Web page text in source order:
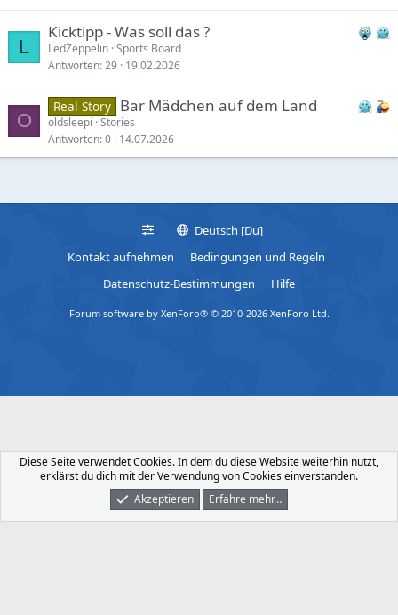
L
Kicktipp - Was soll das ?
LedZeppelin Sports Board
Antworten 29 19.02.2026
O
Real Story Bar Mädchen auf dem Land
oldsleepi Stories
Antworten 0 14.07.2026
Deutsch [Du]
Kontakt aufnehmen
Bedingungen und Regeln
Datenschutz-Bestimmungen
Hilfe
Forum software by XenForo® © 2010-2026 XenForo Ltd.
Was Ist Neu Dunkler Modus Anmelden
Diese Seite verwendet Cookies. In dem du diese Website weiterhin nutzt,
erklärst du dich mit der Verwendung von Cookies einverstanden.
Akzeptieren
Erfahre mehr…